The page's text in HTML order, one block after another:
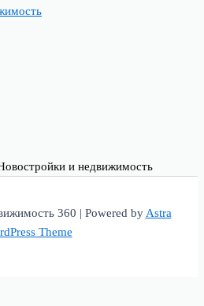
и недвижимость
360 | Powered byAstra
Theme